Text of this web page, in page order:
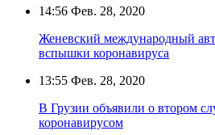
14:56 Фев. 28, 2020
Женевский международный
вспышки коронавируса
13:55 Фев. 28, 2020
В Грузии объявили о втором
коронавирусом